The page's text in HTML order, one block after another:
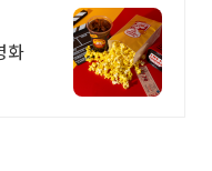
화